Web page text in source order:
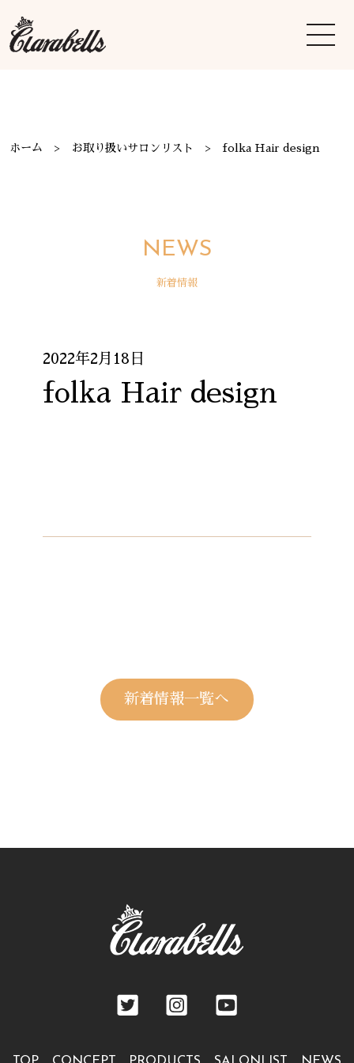
ホーム お取り扱いサロンリスト folka Hair design
NEWS
新着情報
2022年2月18日
folka Hair design
新着情報一覧へ